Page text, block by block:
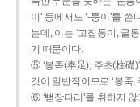
이’ 등에서도 ‘-퉁이’를 쓴
는데, 이는 ‘고집통이, 골통
기 때문이다.
⑤ ‘봉족(奉足), 주초(柱礎
것이 일반적이므로 ‘봉죽
⑥ ‘뻗장다리’를 취하지 않